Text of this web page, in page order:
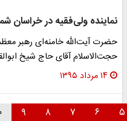
نماینده ولی‌فقیه در خراسان
حضرت‌ آیت‌الله‌ خامنه‌ای رهبر
حجت‌الاسلام‌ آقای حاج شیخ
۱۴ مرداد ۱۳۹۵